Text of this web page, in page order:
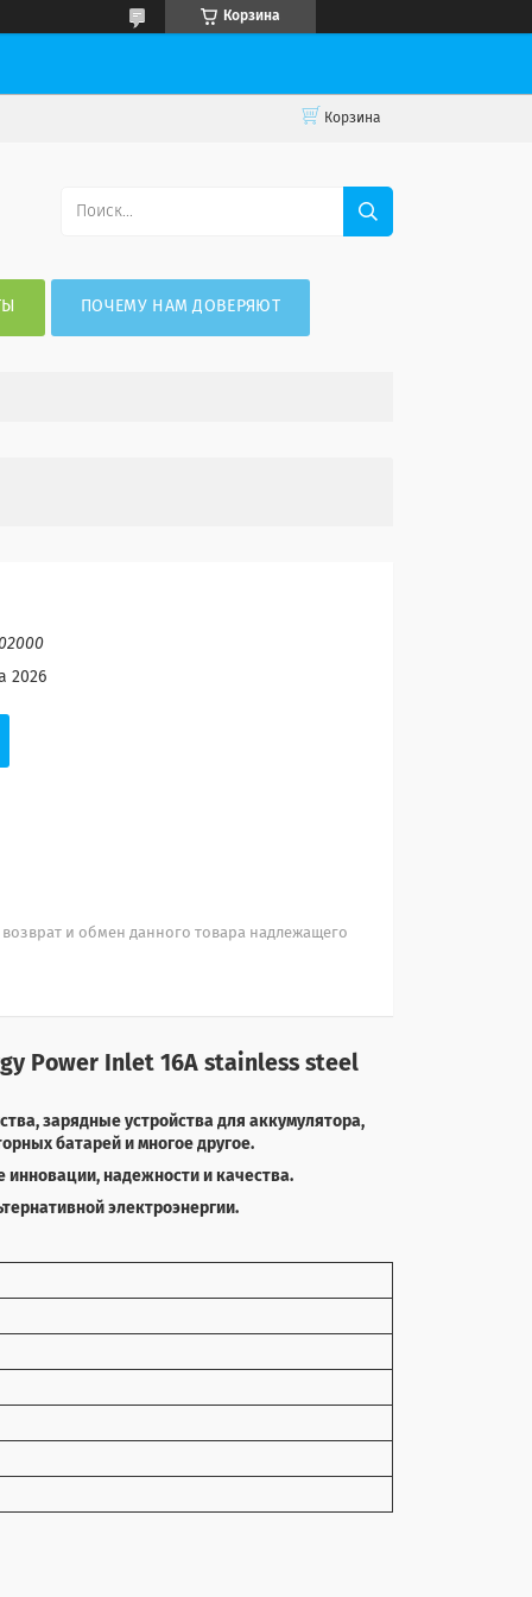
Корзина
Корзина
ПОЧЕМУ НАМ ДОВЕРЯЮТ
2026
и обмен данного товара надлежащего
Power Inlet 16A stainless steel
зарядные устройства для аккумулятора,
батарей и многое другое.
надежности и качества.
электроэнергии.